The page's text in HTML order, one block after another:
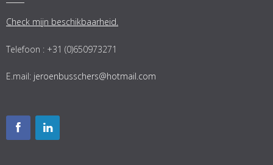
Check mijn beschikbaarheid.
Telefoon : +31 (0)650973271
E.mail: jeroenbusschers@hotmail.com